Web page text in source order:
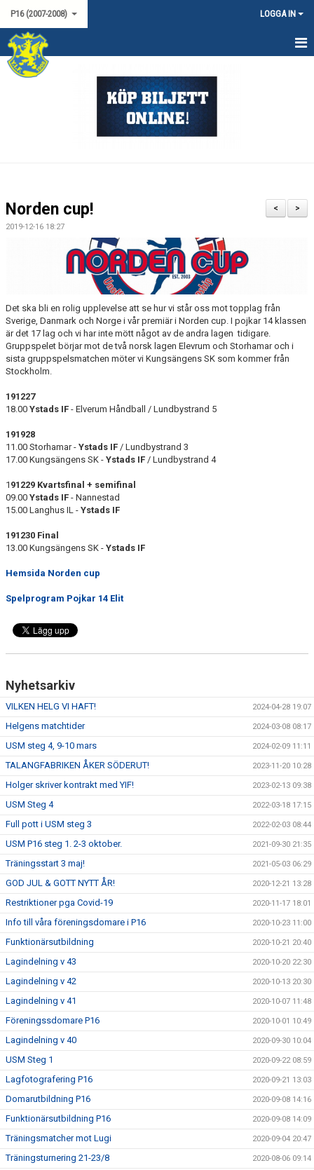
P16 (2007-2008) LOGGA IN
HEM
LAGSPONSORER
>
<
Norden cup!
2019-12-16 18:27
Det ska bli en rolig upplevelse att se hur vi står oss mot topplag från
Sverige, Danmark och Norge i vår premiär i Norden cup. I pojkar 14 klassen
är det 17 lag och vi har inte mött något av de andra lagen tidigare.
Gruppspelet börjar mot de två norsk lagen Elevrum och Storhamar och i
sista gruppspelsmatchen möter vi Kungsängens SK som kommer från
Stockholm.
191227
18.00 Ystads IF - Elverum Håndball / Lundbystrand 5
191928
11.00 Storhamar - Ystads IF / Lundbystrand 3
17.00 Kungsängens SK - Ystads IF / Lundbystrand 4
1 91229 Kvartsfinal + semifinal
09.00 Ystads IF - Nannestad
15.00 Langhus IL - Ystads IF
191230 Final
13.00 Kungsängens SK - Ystads IF
Hemsida Norden cup
Spelprogram Pojkar 14 Elit
Nyhetsarkiv
VILKEN HELG VI HAFT! 2024-04-28 19:07
Helgens matchtider 2024-03-08 08:17
USM steg 4, 9-10 mars 2024-02-09 11:11
TALANGFABRIKEN ÅKER SÖDERUT! 2023-11-20 10:28
Holger skriver kontrakt med YIF! 2023-02-13 09:38
USM Steg 4 2022-03-18 17:15
Full pott i USM steg 3 2022-02-03 08:44
USM P16 steg 1. 2-3 oktober. 2021-09-30 21:35
Träningsstart 3 maj! 2021-05-03 06:29
GOD JUL & GOTT NYTT ÅR! 2020-12-21 13:28
Restriktioner pga Covid-19 2020-11-17 18:01
Info till våra föreningsdomare i P16 2020-10-23 11:00
Funktionärsutbildning 2020-10-21 20:40
Lagindelning v 43 2020-10-20 22:30
Lagindelning v 42 2020-10-13 20:30
Lagindelning v 41 2020-10-07 11:48
Föreningssdomare P16 2020-10-01 10:49
Lagindelning v 40 2020-09-30 10:04
USM Steg 1 2020-09-22 08:59
Lagfotografering P16 2020-09-21 13:03
Domarutbildning P16 2020-09-08 14:16
Funktionärsutbildning P16 2020-09-08 14:09
Träningsmatcher mot Lugi 2020-09-04 20:47
Träningsturnering 21-23/8 2020-08-06 09:14